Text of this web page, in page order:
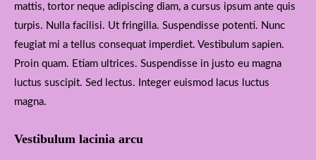
mattis, tortor neque adipiscing diam, a cursus ipsum ante quis
turpis. Nulla facilisi. Ut fringilla. Suspendisse potenti. Nunc
feugiat mi a tellus consequat imperdiet. Vestibulum sapien.
Proin quam. Etiam ultrices. Suspendisse in justo eu magna
luctus suscipit. Sed lectus. Integer euismod lacus luctus
magna.
Vestibulum lacinia arcu